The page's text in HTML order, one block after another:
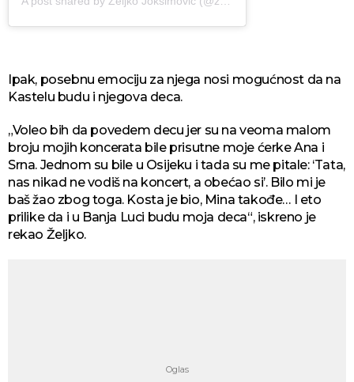
Ipak, posebnu emociju za njega nosi mogućnost da na
Kastelu budu i njegova deca.
„Voleo bih da povedem decu jer su na veoma malom
broju mojih koncerata bile prisutne moje ćerke Ana i
Srna. Jednom su bile u Osijeku i tada su me pitale: ‘Tata,
nas nikad ne vodiš na koncert, a obećao si’. Bilo mi je
baš žao zbog toga. Kosta je bio, Mina takođe… I eto
prilike da i u Banja Luci budu moja deca“, iskreno je
rekao Željko.